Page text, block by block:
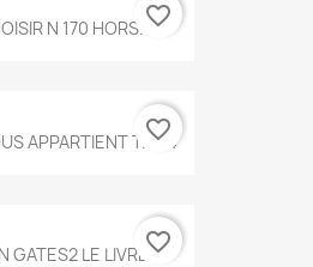
N 170 HORS...favorite_border
APPARTIENT T.634
favorite_border
GATES2 LE LIVRE...
favorite_border